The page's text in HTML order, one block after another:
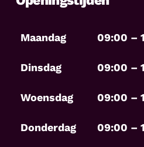
Maandag 09:00 –
Dinsdag 09:00 –
Woensdag 09:00 –
Donderdag 09:00 –